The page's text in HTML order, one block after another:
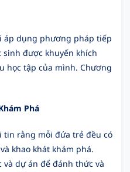
áp dụng phương pháp tiếp
sinh được khuyến khích
học tập của mình. Chương
Phá
tin rằng mỗi đứa trẻ đều có
khao khát khám phá.
dự án để đánh thức và